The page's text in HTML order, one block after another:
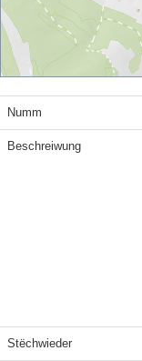
Numm
Beschreiwung
Stëchwieder